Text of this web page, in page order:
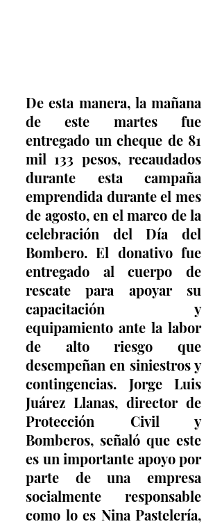
De esta manera, la mañana
de este martes fue
entregado un cheque de 81
mil 133 pesos, recaudados
durante esta campaña
emprendida durante el mes
de agosto, en el marco de la
celebración del Día del
Bombero. El donativo fue
entregado al cuerpo de
rescate para apoyar su
capacitación y
equipamiento ante la labor
de alto riesgo que
desempeñan en siniestros y
contingencias. Jorge Luis
Juárez Llanas, director de
Protección Civil y
Bomberos, señaló que este
es un importante apoyo por
parte de una empresa
socialmente responsable
como lo es Nina Pastelería,